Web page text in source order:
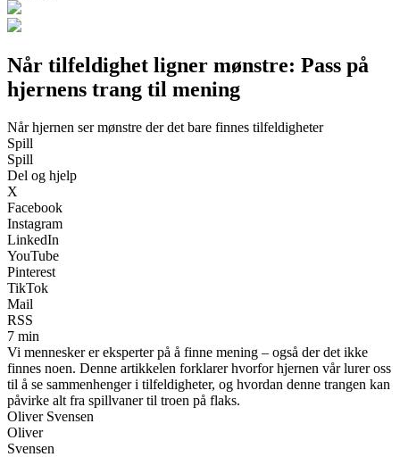
Når tilfeldighet ligner mønstre: Pass på
hjernens trang til mening
Når hjernen ser mønstre der det bare finnes tilfeldigheter
Spill
Spill
Del og hjelp
X
Facebook
Instagram
LinkedIn
YouTube
Pinterest
TikTok
Mail
RSS
7 min
Vi mennesker er eksperter på å finne mening – også der det ikke
finnes noen. Denne artikkelen forklarer hvorfor hjernen vår lurer oss
til å se sammenhenger i tilfeldigheter, og hvordan denne trangen kan
påvirke alt fra spillvaner til troen på flaks.
Oliver Svensen
Oliver
Svensen